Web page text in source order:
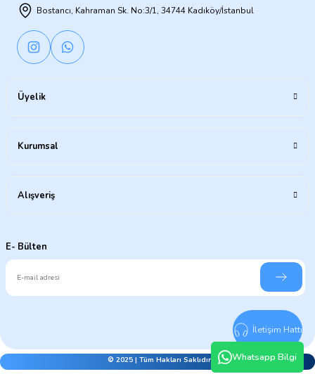
Bostancı, Kahraman Sk. No:3/1, 34744 Kadıköy/İstanbul
Üyelik
Kurumsal
Alışveriş
E- Bülten
İletişim Hattı
© 2025 | Tüm Hakları Saklıdır. Whatsapp Bilgi